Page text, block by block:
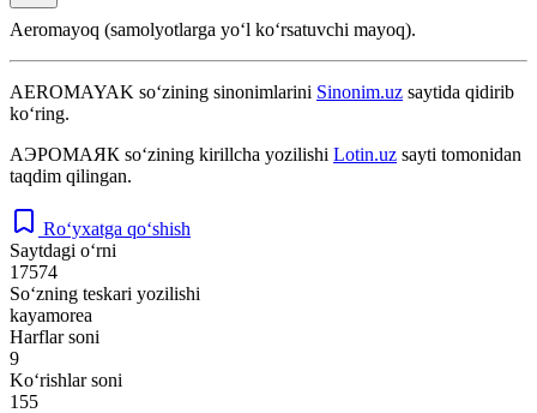
Aeromayoq (samolyotlarga yoʻl koʻrsatuvchi mayoq).
AEROMAYAK so‘zining sinonimlarini Sinonim.uz saytida qidirib
ko‘ring.
АЭРОМАЯК so‘zining kirillcha yozilishi Lotin.uz sayti tomonidan
taqdim qilingan.
Ro‘yxatga qo‘shish
Saytdagi o‘rni
17574
So‘zning teskari yozilishi
kayamorea
Harflar soni
9
Ko‘rishlar soni
155